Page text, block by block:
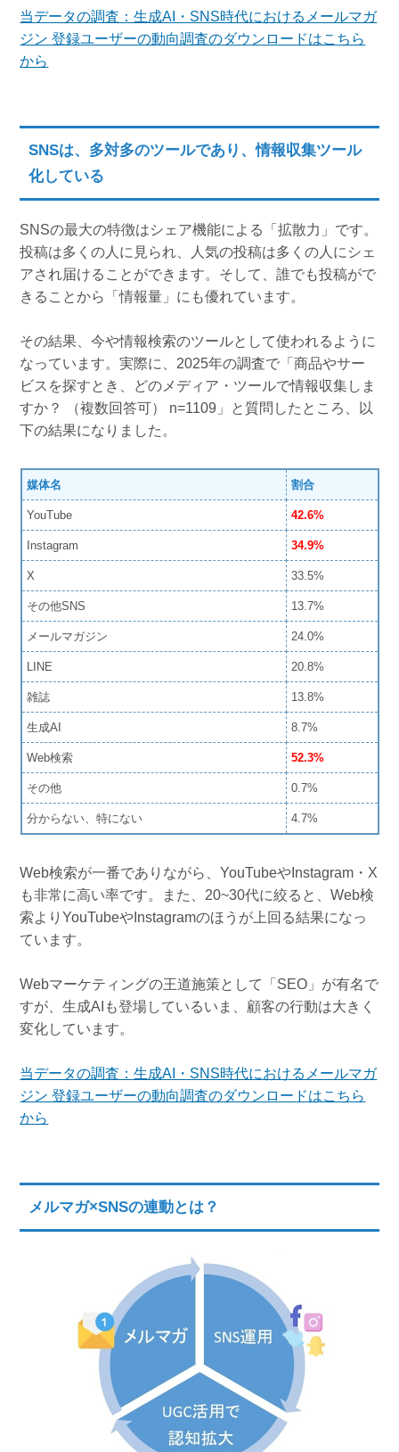
当データの調査：生成AI・SNS時代におけるメールマガ
ジン 登録ユーザーの動向調査のダウンロードはこちら
から
SNSは、多対多のツールであり、情報収集ツール
化している
SNSの最大の特徴はシェア機能による「拡散力」です。
投稿は多くの人に見られ、人気の投稿は多くの人にシェ
アされ届けることができます。そして、誰でも投稿がで
きることから「情報量」にも優れています。
その結果、今や情報検索のツールとして使われるように
なっています。実際に、2025年の調査で「商品やサー
ビスを探すとき、どのメディア・ツールで情報収集しま
すか？ （複数回答可） n=1109」と質問したところ、以
下の結果になりました。
媒体名 割合
YouTube 42.6%
Instagram 34.9%
X 33.5%
その他SNS 13.7%
メールマガジン 24.0%
LINE 20.8%
雑誌 13.8%
生成AI 8.7%
Web検索 52.3%
その他 0.7%
分からない、特にない 4.7%
Web検索が一番でありながら、YouTubeやInstagram・X
も非常に高い率です。また、20~30代に絞ると、Web検
索よりYouTubeやInstagramのほうが上回る結果になっ
ています。
Webマーケティングの王道施策として「SEO」が有名で
すが、生成AIも登場しているいま、顧客の行動は大きく
変化しています。
当データの調査：生成AI・SNS時代におけるメールマガ
ジン 登録ユーザーの動向調査のダウンロードはこちら
から
メルマガ×SNSの連動とは？